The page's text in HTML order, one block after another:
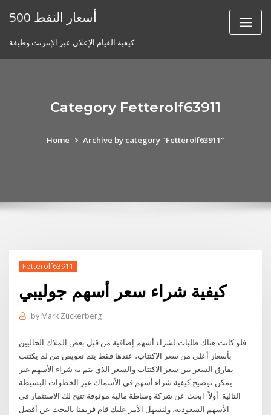
أسعار النفط 500
كيفية القيام الإعلان عبر الإنترنت وظيفة
Category Fetterolf63911
Home Archive by category "Fetterolf63911"
Fetterolf63911
كيفية شراء سعر أسهم جوليبي
by Mark Zuckerberg
فلو كانت هناك طلبات لشراء أسهم إضافية من قبل بعض الملاك الحاليين
بأسعار أعلى من سعر الاكتتاب، عندها فقط يتم تعويض من لم يكتتب
بفارق السعر بين سعر الاكتتاب والسعر الذي يتم به شراء الأسهم غير
يمكن توضيح كيفية شراء أسهم في الأسماك عبر الخطوات البسيطة
التالية: أولاً: ابحث عن شركة وساطة مالية موثوقة تتيح لك الاستثمار في
الأسهم السعودية، ولنسهل الأمر عليك قام فريقنا بالبحث عن أفضل